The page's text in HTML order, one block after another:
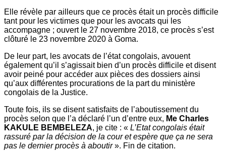
Elle révèle par ailleurs que ce procès était un procès difficile
tant pour les victimes que pour les avocats qui les
accompagne ; ouvert le 27 novembre 2018, ce procès s’est
clôturé le 23 novembre 2020 à Goma.
De leur part, les avocats de l’état congolais, avouent
également qu’il s’agissait bien d’un procès difficile et disent
avoir peiné pour accéder aux pièces des dossiers ainsi
qu’aux différentes procurations de la part du ministère
congolais de la Justice.
Toute fois, ils se disent satisfaits de l’aboutissement du
procès selon que l’a déclaré l’un d’entre eux, Me Charles
KAKULE BEMBELEZA, je cite : « L’Etat congolais était
rassuré par la décision de la cour et espère que ça ne sera
pas le dernier procès à aboutir». Fin de citation.